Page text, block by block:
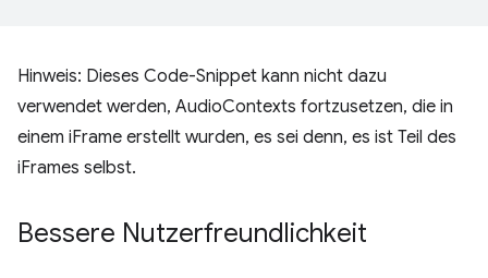
Hinweis: Dieses Code-Snippet kann nicht dazu
verwendet werden, AudioContexts fortzusetzen, die in
einem iFrame erstellt wurden, es sei denn, es ist Teil des
iFrames selbst.
Bessere Nutzerfreundlichkeit